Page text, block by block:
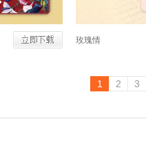
玫瑰情
1 2 3